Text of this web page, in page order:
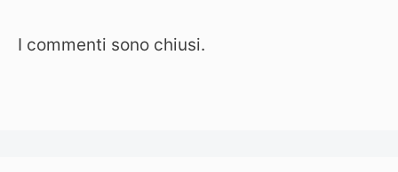
I commenti sono chiusi.